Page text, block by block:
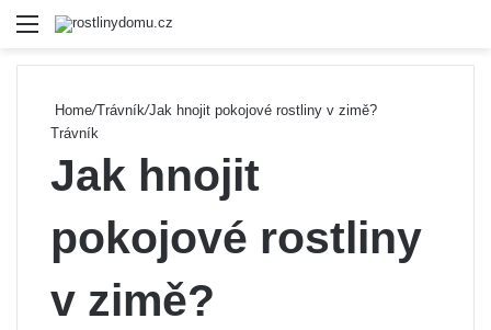
Menu
Home/Trávník/Jak hnojit pokojové rostliny v zimě?
Trávník
Jak hnojit
pokojové rostliny
v zimě?